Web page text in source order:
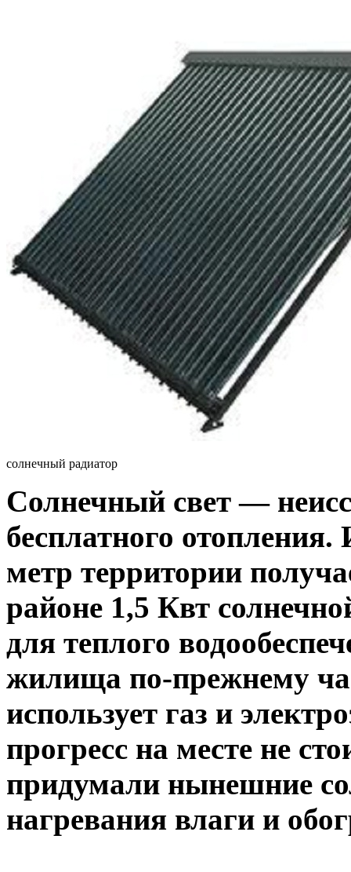
солнечный радиатор
Солнечный свет —
бесплатного
метр территории
районе 1,5 Квт
для теплого
жилища по-прежнему
использует газ и
прогресс на месте не
придумали нынешние
нагревания влаги и